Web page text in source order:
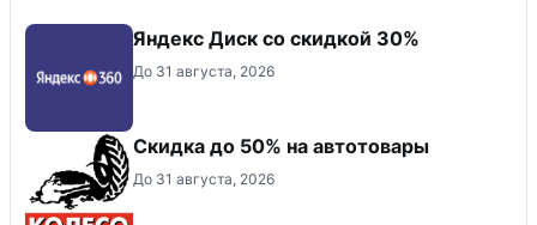
Яндекс Диск со скидкой 30%
До 31 августа, 2026
Скидка до 50% на автотовары
До 31 августа, 2026